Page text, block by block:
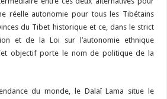
réelle autonomie pour tous les Tibétains
du Tibet historique et ce, dans le strict
et de la Loi sur l’autonomie ethnique
objectif porte le nom de politique de la
du monde, le Dalaï Lama situe le